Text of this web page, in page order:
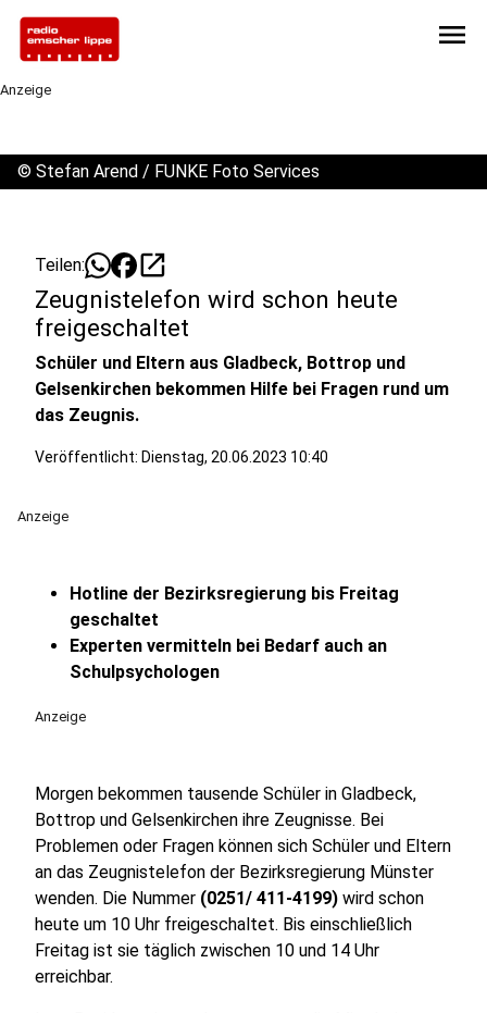
menu
Anzeige
© Stefan Arend / FUNKE Foto Services
Teilen: open_in_new
Zeugnistelefon wird schon heute
freigeschaltet
Schüler und Eltern aus Gladbeck, Bottrop und
Gelsenkirchen bekommen Hilfe bei Fragen rund um
das Zeugnis.
Veröffentlicht: Dienstag, 20.06.2023 10:40
Anzeige
Hotline der Bezirksregierung bis Freitag
geschaltet
Experten vermitteln bei Bedarf auch an
Schulpsychologen
Anzeige
Morgen bekommen tausende Schüler in Gladbeck,
Bottrop und Gelsenkirchen ihre Zeugnisse. Bei
Problemen oder Fragen können sich Schüler und Eltern
an das Zeugnistelefon der Bezirksregierung Münster
wenden. Die Nummer (0251/ 411-4199) wird schon
heute um 10 Uhr freigeschaltet. Bis einschließlich
Freitag ist sie täglich zwischen 10 und 14 Uhr
erreichbar.